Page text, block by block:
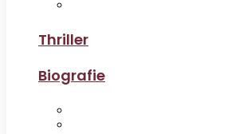
Thriller
Biografie